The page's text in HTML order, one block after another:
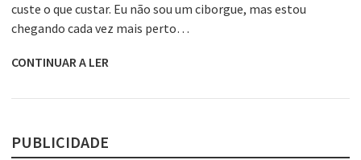
custe o que custar. Eu não sou um ciborgue, mas estou
chegando cada vez mais perto…
CONTINUAR A LER
PUBLICIDADE